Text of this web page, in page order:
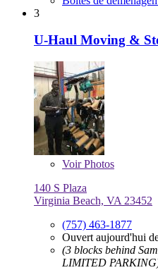
3
U-Haul Moving &
VoirPhotos
140 S Plaza
Virginia Beach, VA 23452
(757) 463-1877
Ouvert aujourd'hui
(3 blocks behind
LIMITED